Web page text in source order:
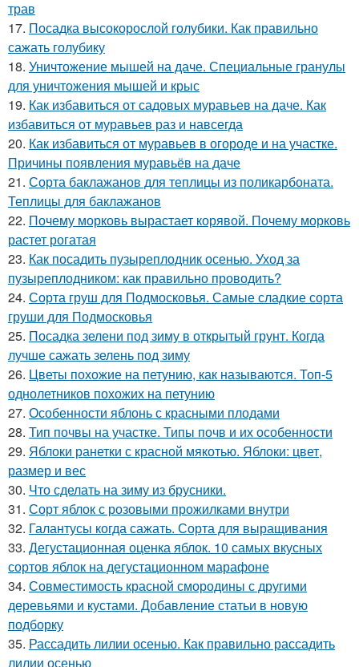
трав
17. Посадка высокорослой голубики. Как правильно
сажать голубику
18. Уничтожение мышей на даче. Специальные гранулы
для уничтожения мышей и крыс
19. Как избавиться от садовых муравьев на даче. Как
избавиться от муравьев раз и навсегда
20. Как избавиться от муравьев в огороде и на участке.
Причины появления муравьёв на даче
21. Сорта баклажанов для теплицы из поликарбоната.
Теплицы для баклажанов
22. Почему морковь вырастает корявой. Почему морковь
растет рогатая
23. Как посадить пузыреплодник осенью. Уход за
пузыреплодником: как правильно проводить?
24. Сорта груш для Подмосковья. Самые сладкие сорта
груши для Подмосковья
25. Посадка зелени под зиму в открытый грунт. Когда
лучше сажать зелень под зиму
26. Цветы похожие на петунию, как называются. Топ-5
однолетников похожих на петунию
27. Особенности яблонь с красными плодами
28. Тип почвы на участке. Типы почв и их особенности
29. Яблоки ранетки с красной мякотью. Яблоки: цвет,
размер и вес
30. Что сделать на зиму из брусники.
31. Сорт яблок с розовыми прожилками внутри
32. Галантусы когда сажать. Сорта для выращивания
33. Дегустационная оценка яблок. 10 самых вкусных
сортов яблок на дегустационном марафоне
34. Совместимость красной смородины с другими
деревьями и кустами. Добавление статьи в новую
подборку
35. Рассадить лилии осенью. Как правильно рассадить
лилии осенью